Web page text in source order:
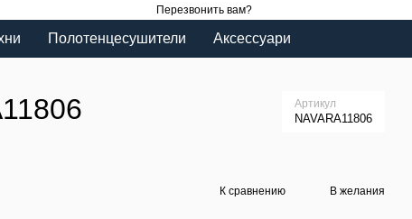
Перезвонить вам?
Полотенцесушители Аксессуари
Артикул
NAVARA11806
К сравнению В желания